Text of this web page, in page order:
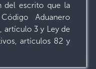
del escrito que la
Código Aduanero
3 y Ley de
artículos 82 y